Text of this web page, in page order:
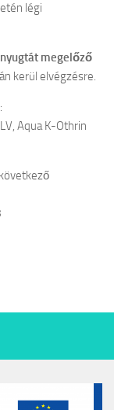
légi
megelőző
kerül elvégzésre.
Aqua K-Othrin